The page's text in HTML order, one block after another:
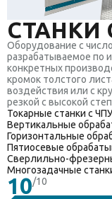
СТАНКИ
Оборудование с
разрабатываемое по
конкретных
кромок толстого
воздействия или с
резкой с высокой
Токарные станки с ЧПУ
Вертикальные
Горизонтальные
Пятиосевые
Сверлильно-
Многозадачные
10/10